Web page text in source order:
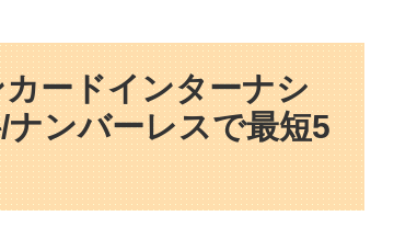
ードインターナシ
ンバーレスで最短5